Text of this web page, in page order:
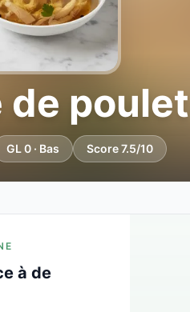
de poulet
GL 0 · Bas Score 7.5/10
à de